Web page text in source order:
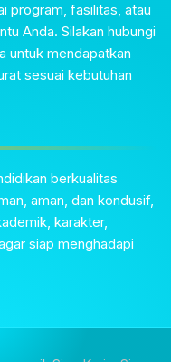
program, fasilitas, atau
Anda. Silakan hubungi
untuk mendapatkan
sesuai kebutuhan
berkualitas
aman, dan kondusif,
karakter,
siap menghadapi